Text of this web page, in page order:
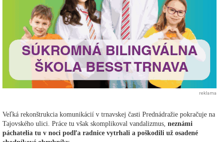
reklama
Veľká rekonštrukcia komunikácií v trnavskej časti Prednádražie pokračuje na
Tajovského ulici. Práce tu však skomplikoval vandalizmus, neznámi
páchatelia tu v noci podľa radnice vytrhali a poškodili už osadené